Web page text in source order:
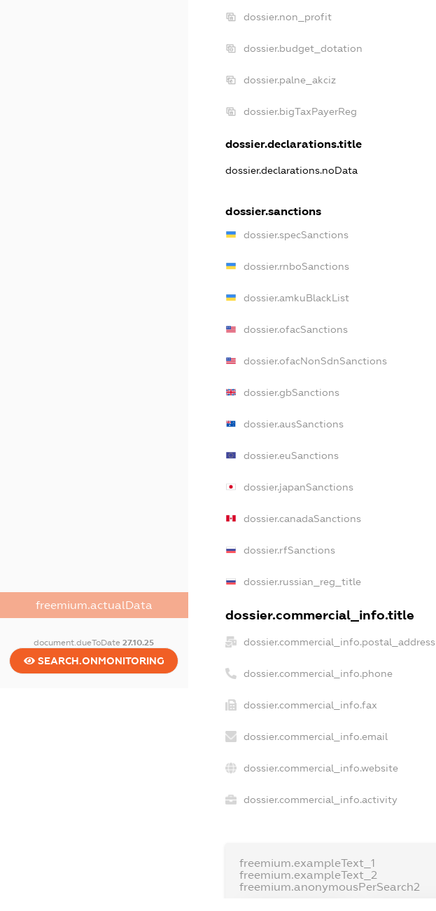
freemium.actualData
document.dueToDate27.10.25
SEARCH.ONMONITORING
dossier.non_profit
dossier.budget_dotation
dossier.palne_akciz
dossier.bigTaxPayerReg
dossier.declarations.title
dossier.declarations.noData
dossier.sanctions
dossier.specSanctions
dossier.rnboSanctions
dossier.amkuBlackList
dossier.ofacSanctions
dossier.ofacNonSdnSanctions
dossier.gbSanctions
dossier.ausSanctions
dossier.euSanctions
dossier.japanSanctions
dossier.canadaSanctions
dossier.rfSanctions
dossier.russian_reg_title
dossier.commercial_info.title
dossier.commercial_info.postal_address
dossier.commercial_info.phone
dossier.commercial_info.fax
dossier.commercial_info.email
dossier.commercial_info.website
dossier.commercial_info.activity
freemium.exampleText_1
freemium.exampleText_2
freemium.anonymousPerSearch2